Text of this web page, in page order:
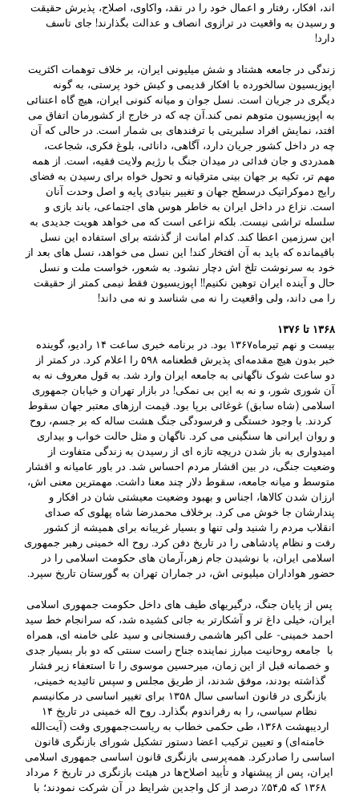
اند، افکار، رفتار و اعمال خود را در نقد، واکاوی، اصلاح، پذیرش حقیقت
و رسیدن به واقعیت در ترازوی انصاف و عدالت بگذارند! جای تاسف
دارد!
زندگی در جامعه هشتاد و شش میلیونی ایران، بر خلاف توهمات اکثریت
اپوزیسیون سالخورده با افکار قدیمی و کیش خود پرستی، به گونه
دیگری در جریان است. نسل جوان و میانه کنونی ایران، هیچ گاه اعتنائی
به اپوزیسیون متوهم نمی کند.آن چه که در خارج از کشورمان اتفاق می
افتد، نمایش افراد سلبریتی با ترفندهای بی شمار است. در حالی که آن
چه در داخل کشور جریان دارد، آگاهی، دانائی، بلوغ فکری، شجاعت،
همدردی و جان فدائی در میدان جنگ با رژیم ولایت فقیه، است. از همه
مهم تر، تکیه بر جهان بینی مترقیانه و تحول خواه برای رسیدن به فضای
رایج دموکراتیک درسطح جهان و تغییر بنیادی پایه و اصل وحدت آنان
است. نزاع در داخل ایران به خاطر هوس های اجتماعی، باند بازی و
سلسله تراشی نیست. بلکه نزاعی است که می خواهد هویت جدیدی به
این سرزمین اعطا کند. کدام امانت از گذشته برای استفاده این نسل
باقیمانده که باید به آن افتخار کند! این نسل می خواهد، نسل های بعد از
خود به سرنوشت تلخ اش دچار نشود. به شعور، خواست ملت و نسل
حال و آینده ایران توهین نکنیم!! اپوزیسیون فقط نیمی کمتر از حقیقت
را می داند، ولی واقعیت را نه می شناسد و نه می داند!
۱۳۶۸ تا ۱۳۷۶
بیست و نهم تیرماه۱۳۶۷ بود. در برنامه خبری ساعت ۱۴ رادیو، گوینده
خبر بدون هیچ مقدمه‌ای پذیرش قطعنامه ۵۹۸ را اعلام کرد. در کمتر از
دو ساعت شوک ناگهانی به جامعه ایران وارد شد. به قول معروف نه به
آن شوری شور، و نه به این بی نمکی! در بازار تهران و خیابان جمهوری
اسلامی (شاه سابق) غوغائی برپا بود. قیمت ارزهای معتبر جهان سقوط
کردند. با وجود خستگی و فرسودگی جنگ هشت ساله که بر جسم، روح
و روان ایرانی ها سنگینی می کرد. ناگهان و مثل حالت خواب و بیداری
امیدواری به باز شدن دریچه تازه ای از رسیدن به زندگی متفاوت از
وضعیت جنگی، در بین اقشار مردم احساس شد. در باور عامیانه و اقشار
متوسط و میانه جامعه، سقوط دلار چند معنا داشت. مهمترین معنی اش،
ارزان شدن کالاها، اجناس و بهبود وضعیت معیشتی شان در افکار و
پندارشان جا خوش می کرد. برخلاف محمدرضا شاه پهلوی که صدای
انقلاب مردم را شنید ولی تنها و بسیار غریبانه برای همیشه از کشور
رفت و نظام پادشاهی را در تاریخ دفن کرد. روح اله خمینی رهبر جمهوری
اسلامی ایران، با نوشیدن جام زهر،آرمان های حکومت اسلامی را در
حضور هواداران میلیونی اش، در جماران تهران به گورستان تاریخ سپرد.
پس از پایان جنگ، درگیریهای طیف های داخل حکومت جمهوری اسلامی
ایران، خیلی داغ تر و آشکارتر به جائی کشیده شد، که سرانجام خط سید
احمد خمینی- علی اکبر هاشمی رفسنجانی و سید علی خامنه ای، همراه
با جامعه روحانیت مبارز نماینده جناح راست سنتی که دو بار بسیار جدی
و خصمانه قبل از این زمان، میرحسین موسوی را تا استعفاء زیر فشار
گذاشته بودند، موفق شدند، از طریق مجلس و سپس تائیدیه خمینی،
بازنگری در قانون اساسی سال ۱۳۵۸ برای تغییر اساسی در مکانیسم
نظام سیاسی، را به رفراندوم بگذارد. روح اله خمینی در تاریخ ۱۴
اردیبهشت ۱۳۶۸، طی حکمی خطاب به ریاست‌جمهوری وقت (آیت‌الله
خامنه‌ای) و تعیین ترکیب اعضا دستور تشکیل شورای بازنگری قانون
اساسی را صادرکرد. همه‌پرسی بازنگری قانون اساسی جمهوری اسلامی
ایران، پس از پیشنهاد و تأیید اصلاح‌ها در هیئت بازنگری در تاریخ ۶ مرداد
۱۳۶۸ که ۵۴٫۵٪ درصد از کل واجدین شرایط در آن شرکت نمودند؛ با